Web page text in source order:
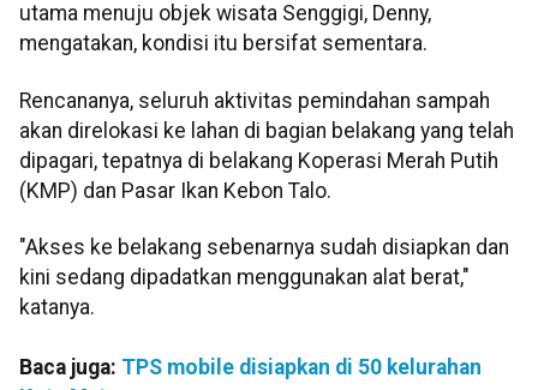
utama menuju objek wisata Senggigi, Denny,
mengatakan, kondisi itu bersifat sementara.
Rencananya, seluruh aktivitas pemindahan sampah
akan direlokasi ke lahan di bagian belakang yang telah
dipagari, tepatnya di belakang Koperasi Merah Putih
(KMP) dan Pasar Ikan Kebon Talo.
"Akses ke belakang sebenarnya sudah disiapkan dan
kini sedang dipadatkan menggunakan alat berat,"
katanya.
Baca juga: TPS mobile disiapkan di 50 kelurahan